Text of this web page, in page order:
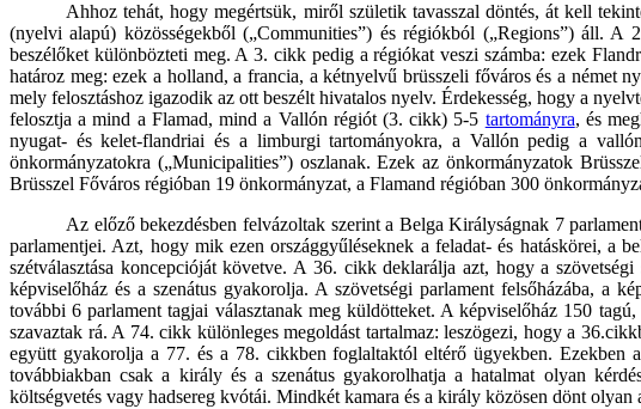
Ahhoz tehát, hogy megértsük, miről születik tavasszal döntés, át kell
(nyelvi alapú) közösségekből („Communities”) és régiókból („Regions”) áll.
beszélőket különbözteti meg. A 3. cikk pedig a régiókat veszi számba: ezek
határoz meg: ezek a holland, a francia, a kétnyelvű brüsszeli főváros és a német
mely felosztáshoz igazodik az ott beszélt hivatalos nyelv. Érdekesség, hogy a
felosztja a mind a Flamad, mind a Vallón régiót (3. cikk) 5-5 tartományra, és
nyugat- és kelet-flandriai és a limburgi tartományokra, a Vallón pedig a
önkormányzatokra („Municipalities”) oszlanak. Ezek az önkormányzatok
Brüsszel Főváros régióban 19 önkormányzat, a Flamand régióban 300
Az előző bekezdésben felvázoltak szerint a Belga Királyságnak 7
parlamentjei. Azt, hogy mik ezen országgyűléseknek a feladat- és hatáskörei, a
szétválasztása koncepcióját követve. A 36. cikk deklarálja azt, hogy a
képviselőház és a szenátus gyakorolja. A szövetségi parlament felsőházába, a
további 6 parlament tagjai választanak meg küldötteket. A képviselőház 150
szavaztak rá. A 74. cikk különleges megoldást tartalmaz: leszögezi, hogy a
együtt gyakorolja a 77. és a 78. cikkben foglaltaktól eltérő ügyekben. Ezekben
továbbiakban csak a király és a szenátus gyakorolhatja a hatalmat olyan
költségvetés vagy hadsereg kvótái. Mindkét kamara és a király közösen dönt